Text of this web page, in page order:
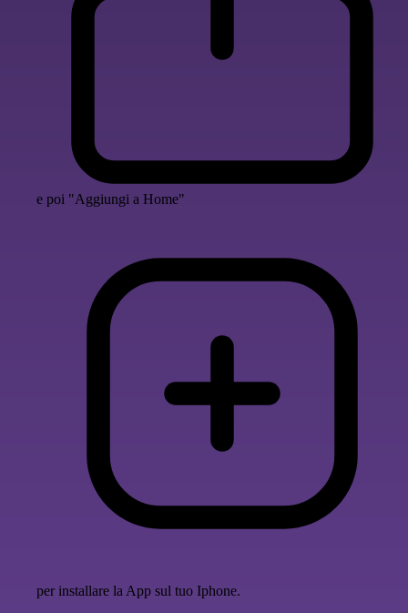
e poi "Aggiungi a Home"
per installare la App sul tuo Iphone.